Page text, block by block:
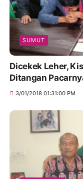
SUMUT
Dicekek Leher,
Ditangan
3/01/2018 01:31:00 PM